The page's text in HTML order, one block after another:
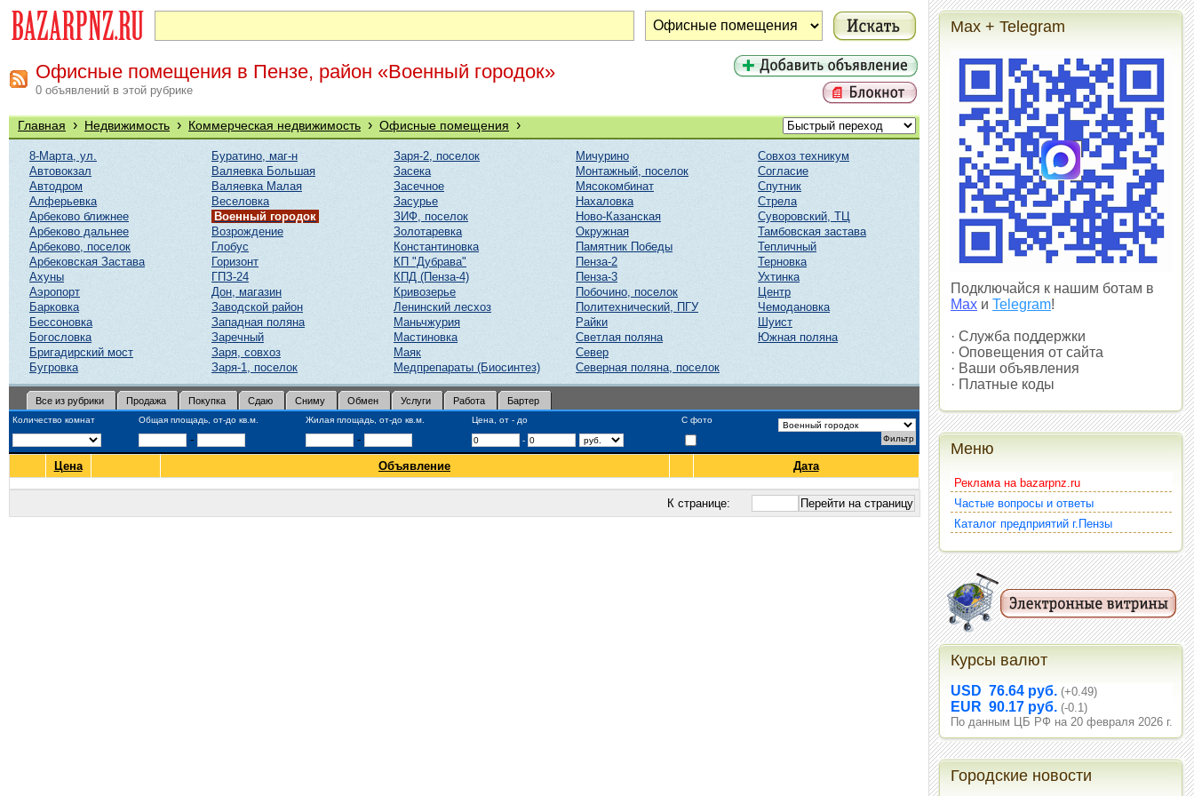
Офисные помещения в Пензе, район «Военный городок»
0 объявлений в этой рубрике
Главная › Недвижимость › Коммерческая недвижимость › Офисные помещения ›
8-Марта, ул.
Автовокзал
Автодром
Алферьевка
Арбеково ближнее
Арбеково дальнее
Арбеково, поселок
Арбековская Застава
Ахуны
Аэропорт
Барковка
Бессоновка
Богословка
Бригадирский мост
Бугровка
Буратино, маг-н
Валяевка Большая
Валяевка Малая
Веселовка
Военный городок
Возрождение
Глобус
Горизонт
ГПЗ-24
Дон, магазин
Заводской район
Западная поляна
Заречный
Заря, совхоз
Заря-1, поселок
Заря-2, поселок
Засека
Засечное
Засурье
ЗИФ, поселок
Золотаревка
Константиновка
КП "Дубрава"
КПД (Пенза-4)
Кривозерье
Ленинский лесхоз
Маньчжурия
Мастиновка
Маяк
Медпрепараты (Биосинтез)
Мичурино
Монтажный, поселок
Мясокомбинат
Нахаловка
Ново-Казанская
Окружная
Памятник Победы
Пенза-2
Пенза-3
Побочино, поселок
Политехнический, ПГУ
Райки
Светлая поляна
Север
Северная поляна, поселок
Совхоз техникум
Согласие
Спутник
Стрела
Суворовский, ТЦ
Тамбовская застава
Тепличный
Терновка
Ухтинка
Центр
Чемодановка
Шуист
Южная поляна
Все из рубрики Продажа Покупка Сдаю Сниму Обмен Услуги Работа Бартер
Количество комнат Общая площадь, от-до кв.м. Жилая площадь, от-до кв.м. Цена, от - до С фото
- - -
Цена Объявление Дата
К странице:
Max + Telegram
Подключайся к нашим ботам в
Max и Telegram!
· Служба поддержки
· Оповещения от сайта
· Ваши объявления
· Платные коды
Меню
Реклама на bazarpnz.ru
Частые вопросы и ответы
Каталог предприятий г.Пензы
Курсы валют
USD 76.64 руб. (+0.49)
EUR 90.17 руб. (-0.1)
По данным ЦБ РФ на 20 февраля 2026 г.
Городские новости